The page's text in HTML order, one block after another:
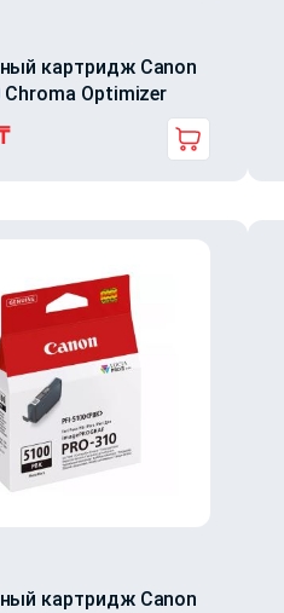
картридж Canon
Chroma Optimizer
картридж Canon